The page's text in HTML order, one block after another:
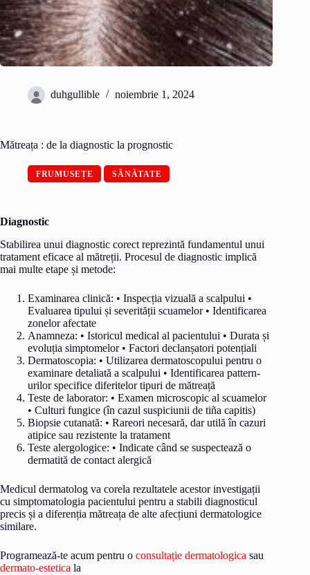
duhgullible noiembrie 1, 2024
Mătreața : de la diagnostic la prognostic
FRUMUSEȚE SĂNĂTATE
Diagnostic
Stabilirea unui diagnostic corect reprezintă fundamentul unui
tratament eficace al mătreții. Procesul de diagnostic implică
mai multe etape și metode:
Examinarea clinică: • Inspecția vizuală a scalpului •
Evaluarea tipului și severității scuamelor • Identificarea
zonelor afectate
Anamneza: • Istoricul medical al pacientului • Durata și
evoluția simptomelor • Factori declanșatori potențiali
Dermatoscopia: • Utilizarea dermatoscopului pentru o
examinare detaliată a scalpului • Identificarea pattern-
urilor specifice diferitelor tipuri de mătreață
Teste de laborator: • Examen microscopic al scuamelor
• Culturi fungice (în cazul suspiciunii de tiña capitis)
Biopsie cutanată: • Rareori necesară, dar utilă în cazuri
atipice sau rezistente la tratament
Teste alergologice: • Indicate când se suspectează o
dermatită de contact alergică
Medicul dermatolog va corela rezultatele acestor investigații
cu simptomatologia pacientului pentru a stabili diagnosticul
precis și a diferenția mătreața de alte afecțiuni dermatologice
similare.
Programează-te acum pentru o consultație dermatologica sau
dermato-estetica la